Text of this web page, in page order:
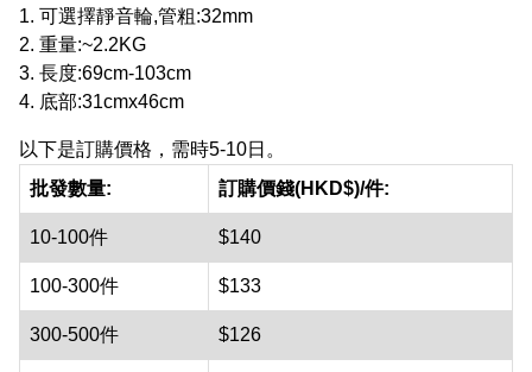
1. 可選擇靜音輪,管粗:32mm
2. 重量:~2.2KG
3. 長度:69cm-103cm
4. 底部:31cmx46cm
以下是訂購價格，需時5-10日。
批發數量:
訂購價錢(HKD$)/件:
10-100件 $140
100-300件 $133
300-500件 $126